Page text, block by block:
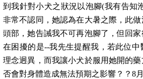
到我針對小犬之狀況以泡腳(我有告知
非常不認同，她認為在大暑之際，此
頭部，她告誡我不可再泡腳了，但回
在困擾的是--我先生提醒我，若此位
理念迥異，而我讓小犬於服用她開的
否會對身體造成無法預期之影響？？8